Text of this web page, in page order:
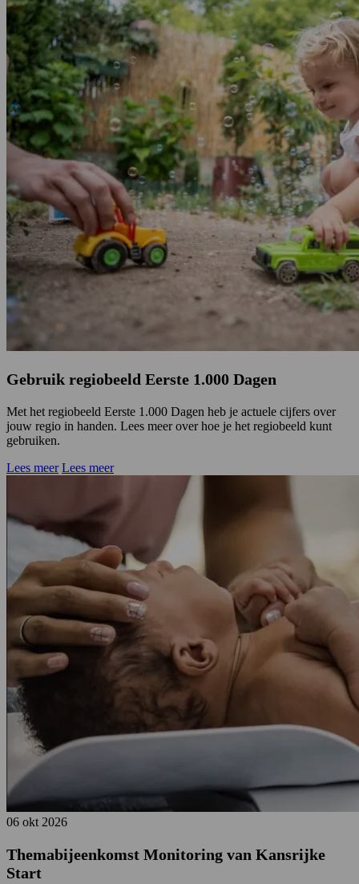
Gebruik regiobeeld Eerste 1.000 Dagen
Met het regiobeeld Eerste 1.000 Dagen heb je actuele cijfers over
jouw regio in handen. Lees meer over hoe je het regiobeeld kunt
gebruiken.
Lees meer Lees meer
06 okt 2026
Themabijeenkomst Monitoring van Kansrijke
Start